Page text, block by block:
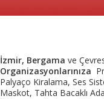
İzmir, Bergama ve
Organizasyonlarınıza
Palyaço Kiralama, Ses
Maskot, Tahta Bacaklı